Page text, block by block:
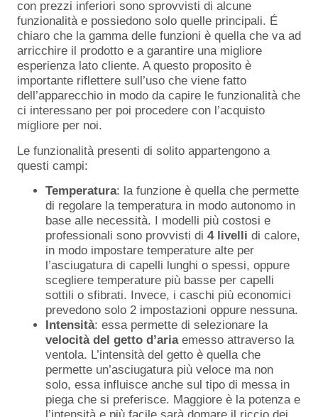
con prezzi inferiori sono sprovvisti di alcune
funzionalità e possiedono solo quelle principali. É
chiaro che la gamma delle funzioni è quella che va ad
arricchire il prodotto e a garantire una migliore
esperienza lato cliente. A questo proposito è
importante riflettere sull’uso che viene fatto
dell’apparecchio in modo da capire le funzionalità che
ci interessano per poi procedere con l’acquisto
migliore per noi.
Le funzionalità presenti di solito appartengono a
questi campi:
Temperatura: la funzione è quella che permette
di regolare la temperatura in modo autonomo in
base alle necessità. I modelli più costosi e
professionali sono provvisti di 4 livelli di calore,
in modo impostare temperature alte per
l’asciugatura di capelli lunghi o spessi, oppure
scegliere temperature più basse per capelli
sottili o sfibrati. Invece, i caschi più economici
prevedono solo 2 impostazioni oppure nessuna.
Intensità: essa permette di selezionare la
velocità del getto d’aria emesso attraverso la
ventola. L’intensità del getto è quella che
permette un’asciugatura più veloce ma non
solo, essa influisce anche sul tipo di messa in
piega che si preferisce. Maggiore è la potenza e